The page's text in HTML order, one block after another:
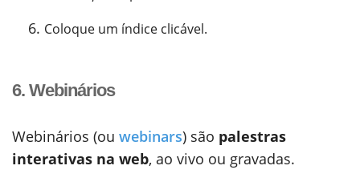
Coloque um índice clicável.
6. Webinários
Webinários (ou webinars) são palestras
interativas na web, ao vivo ou gravadas.